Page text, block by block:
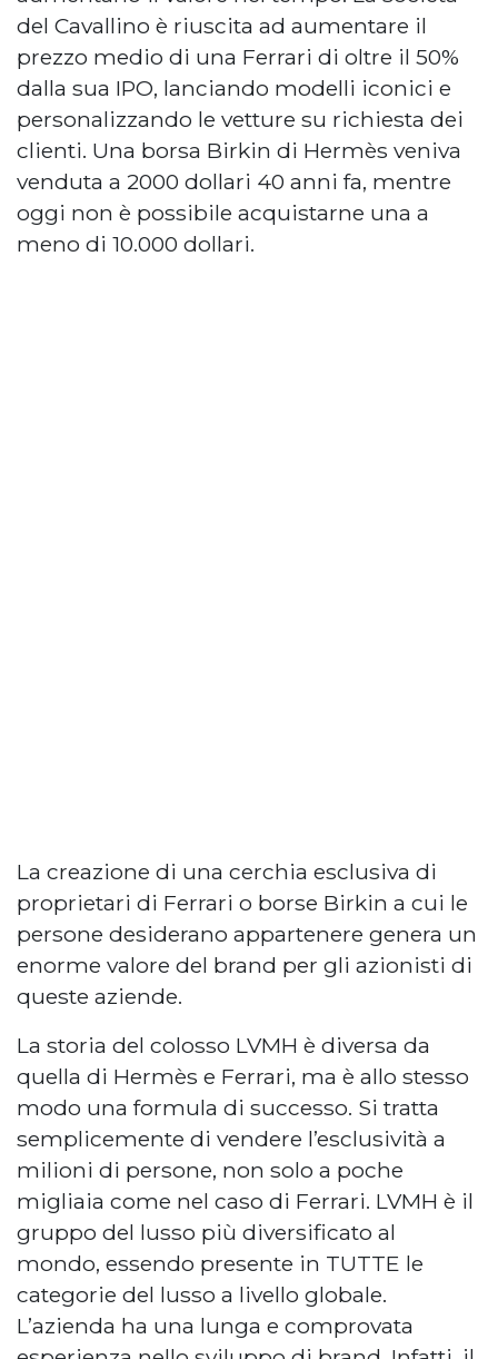
del Cavallino è riuscita ad aumentare il
prezzo medio di una Ferrari di oltre il 50%
dalla sua IPO, lanciando modelli iconici e
personalizzando le vetture su richiesta dei
clienti. Una borsa Birkin di Hermès veniva
venduta a 2000 dollari 40 anni fa, mentre
oggi non è possibile acquistarne una a
meno di 10.000 dollari.
La creazione di una cerchia esclusiva di
proprietari di Ferrari o borse Birkin a cui le
persone desiderano appartenere genera un
enorme valore del brand per gli azionisti di
queste aziende.
La storia del colosso LVMH è diversa da
quella di Hermès e Ferrari, ma è allo stesso
modo una formula di successo. Si tratta
semplicemente di vendere l’esclusività a
milioni di persone, non solo a poche
migliaia come nel caso di Ferrari. LVMH è il
gruppo del lusso più diversificato al
mondo, essendo presente in TUTTE le
categorie del lusso a livello globale.
L’azienda ha una lunga e comprovata